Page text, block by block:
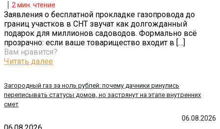
06.08.2026
Загородный газ за ноль рублей: почему дачники ринулись
переписывать статусы домов, но застрянут на этапе внутренних
смет
2 мин. чтение
Заявления о бесплатной прокладке газопровода до
границ участков в СНТ звучат как долгожданный
подарок для миллионов садоводов. Формально всё
прозрачно: если ваше товарищество входит в […]
Вам нравится?
Читать далее